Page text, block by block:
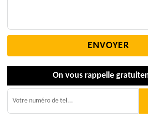
On vous rappelle